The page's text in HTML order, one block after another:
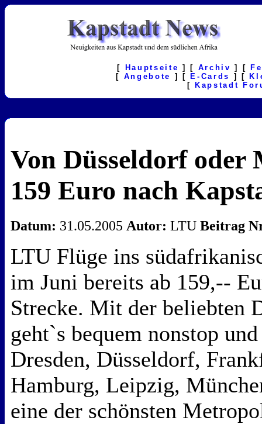
[ Hauptseite ] [ Archiv ] [
[ Angebote ] [ E-Cards ] [
[
Kapstadt
Von Düsseldorf oder
159 Euro nach
Datum: 31.05.2005 Autor: LTU Beitrag
LTU Flüge ins
im Juni bereits ab 159,--
Strecke. Mit der beliebten
geht`s bequem nonstop
Dresden, Düsseldorf,
Hamburg, Leipzig,
eine der schönsten